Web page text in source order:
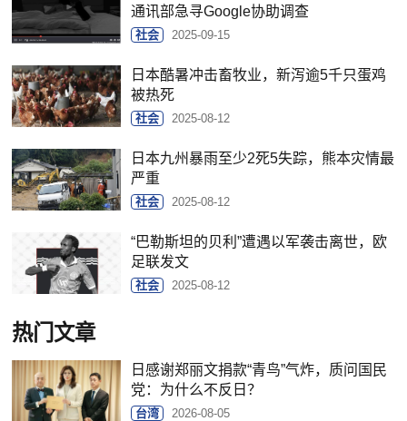
通讯部急寻Google协助调查
社会 2025-09-15
日本酷暑冲击畜牧业，新泻逾5千只蛋鸡
被热死
社会 2025-08-12
日本九州暴雨至少2死5失踪，熊本灾情最
严重
社会 2025-08-12
“巴勒斯坦的贝利”遭遇以军袭击离世，欧
足联发文
社会 2025-08-12
热门文章
日感谢郑丽文捐款“青鸟”气炸，质问国民
党：为什么不反日？
台湾 2026-08-05